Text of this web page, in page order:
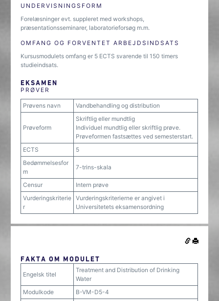
UNDERVISNINGSFORM
Forelæsninger evt. suppleret med workshops,
præsentationsseminarer, laboratorieforsøg m.m.
OMFANG OG FORVENTET ARBEJDSINDSATS
Kursusmodulets omfang er 5 ECTS svarende til 150 timers
studieindsats.
EKSAMEN
PRØVER
Prøvens navn Vandbehandling og distribution
Prøveform
Skriftlig eller mundtlig
Individuel mundtlig eller skriftlig prøve.
Prøveformen fastsættes ved semesterstart.
ECTS
5
Bedømmelsesfor
m
7-trins-skala
Censur
Intern prøve
Vurderingskriterie
r
Vurderingskriterierne er angivet i
Universitetets eksamensordning
FAKTA OM MODULET
Engelsk titel
Treatment and Distribution of Drinking
Water
Modulkode
B-VM-D5-4